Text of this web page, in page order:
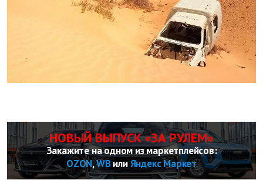
НОВЫЙ ВЫПУСК «ЗА РУЛЕМ»
Закажите на одном из маркетплейсов:
OZON,WBилиЯндекс Маркет